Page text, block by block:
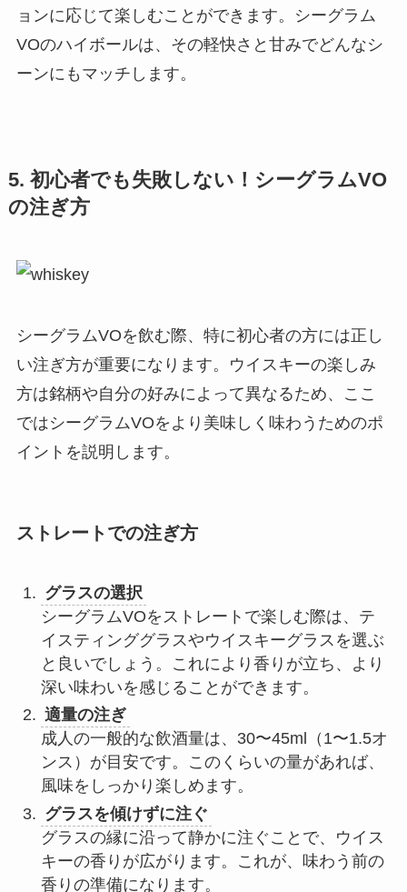
ョンに応じて楽しむことができます。シーグラム
VOのハイボールは、その軽快さと甘みでどんなシ
ーンにもマッチします。
5. 初心者でも失敗しない！シーグラムVO
の注ぎ方
シーグラムVOを飲む際、特に初心者の方には正し
い注ぎ方が重要になります。ウイスキーの楽しみ
方は銘柄や自分の好みによって異なるため、ここ
ではシーグラムVOをより美味しく味わうためのポ
イントを説明します。
ストレートでの注ぎ方
グラスの選択
シーグラムVOをストレートで楽しむ際は、テ
イスティンググラスやウイスキーグラスを選ぶ
と良いでしょう。これにより香りが立ち、より
深い味わいを感じることができます。
適量の注ぎ
成人の一般的な飲酒量は、30〜45ml（1〜1.5オ
ンス）が目安です。このくらいの量があれば、
風味をしっかり楽しめます。
グラスを傾けずに注ぐ
グラスの縁に沿って静かに注ぐことで、ウイス
キーの香りが広がります。これが、味わう前の
香りの準備になります。